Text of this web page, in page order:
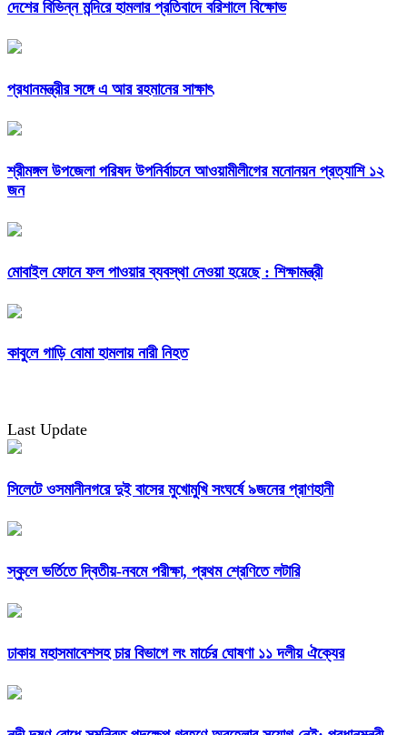
দেশের বিভিন্ন মন্দিরে হামলার প্রতিবাদে বরিশালে বিক্ষোভ
প্রধানমন্ত্রীর সঙ্গে এ আর রহমানের সাক্ষাৎ
শ্রীমঙ্গল উপজেলা পরিষদ উপনির্বাচনে আওয়ামীলীগের মনোনয়ন প্রত্যাশি ১২
জন
মোবাইল ফোনে ফল পাওয়ার ব্যবস্থা নেওয়া হয়েছে : শিক্ষামন্ত্রী
কাবুলে গাড়ি বোমা হামলায় নারী নিহত
Last Update
সিলেটে ওসমানীনগরে দুই বাসের মুখোমুখি সংঘর্ষে ৯জনের প্রাণহানী
স্কুলে ভর্তিতে দ্বিতীয়-নবমে পরীক্ষা, প্রথম শ্রেণিতে লটারি
ঢাকায় মহাসমাবেশসহ চার বিভাগে লং মার্চের ঘোষণা ১১ দলীয় ঐক্যের